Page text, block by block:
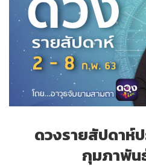
ดวงรายสัปดาห์ป
กุมภาพัน